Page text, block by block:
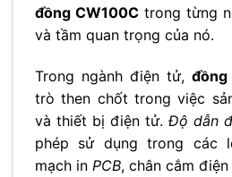
đồng CW100Ctrong từng
và tầm quan trọng của nó.
Trong ngành điện tử, đồng
trò then chốt trong việc
và thiết bị điện tử. Độ dẫn
phép sử dụng trong các
mạch in PCB, chân cắm